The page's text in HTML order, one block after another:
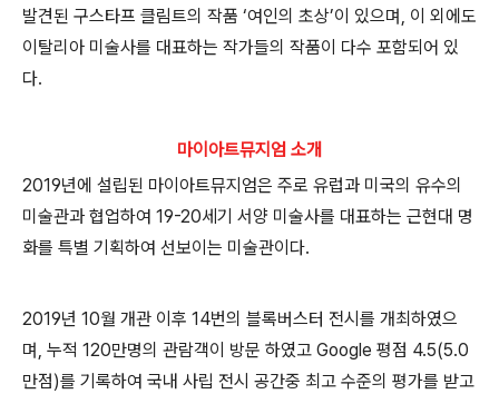
발견된 구스타프 클림트의 작품 ‘여인의 초상’이 있으며, 이 외에도
이탈리아 미술사를 대표하는 작가들의 작품이 다수 포함되어 있
다.
마이아트뮤지엄 소개
2019년에 설립된 마이아트뮤지엄은 주로 유럽과 미국의 유수의
미술관과 협업하여 19-20세기 서양 미술사를 대표하는 근현대 명
화를 특별 기획하여 선보이는 미술관이다.
2019년 10월 개관 이후 14번의 블록버스터 전시를 개최하였으
며, 누적 120만명의 관람객이 방문 하였고 Google 평점 4.5(5.0
만점)를 기록하여 국내 사립 전시 공간중 최고 수준의 평가를 받고